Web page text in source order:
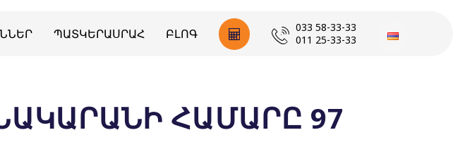
ՊԱՏԿԵՐԱՍՐԱՀ ԲԼՈԳ
033 58-33-33
011 25-33-33
ՀԱՄԱՐԸ 97